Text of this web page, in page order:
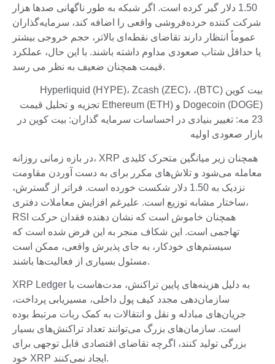
1.50 دلار گیر کرده است. اگر شبکه به طور ناگهانی صدها هزار
شرکت کننده خرده‌فروشی واقعی را اضافه کند، سرمایه‌گذاران
عموماً انتظار دارند تقاضای نقطه‌ای بالاتر، حجم خروجی بیشتر
یا حداقل شتاب صعودی مداوم داشته باشند. با این حال، عملکرد
قیمت همچنان ضعیف به نظر می رسد.
بیت کوین (BTC)، Hyperliquid (HYPE)، Zcash (ZEC)،
Dogecoin (DOGE) و Ethereum (ETH) تجزیه و تحلیل قیمت
23 مه: تغییر بنیادی در احساسات سرمایه گذاران: بیت کوین در
بازار صعودی اولیه
در بازه زمانی روزانه، XRP همچنان زیر میانگین متحرک کلیدی
معامله می‌شود و تلاش‌های مکرر برای به دست آوردن مقاومت
نزدیک به 1.50 دلار شکست خورده است. فراتر از گسترش،
ساختار مشابه توزیع است. علیرغم افزایش معاملات دفتری،
RSI همچنان خاموش است که نشان دهنده فقدان حرکت
تهاجمی است. این شکاف منجر به این فرض شده است که
سیستم‌های خودکار، به جای پذیرش واقعی، ممکن است
مسئول بسیاری از فعالیت‌ها باشند.
XRP Ledger به دلیل هزینه‌های پایین تراکنش، مدت‌هاست با
سازمان‌دهی مجدد کیف پول داخلی، مسیریابی پرداخت،
جریان‌های مبادله و نقل و انتقالات به کمک ربات مرتبط بوده
است. سازمان‌های بزرگ می‌توانند تعداد تراکنش‌های بسیار
بزرگی تولید کنند، اگرچه تقاضای اقتصادی قابل توجهی برای
خود XRP ایجاد نمی‌کنند.